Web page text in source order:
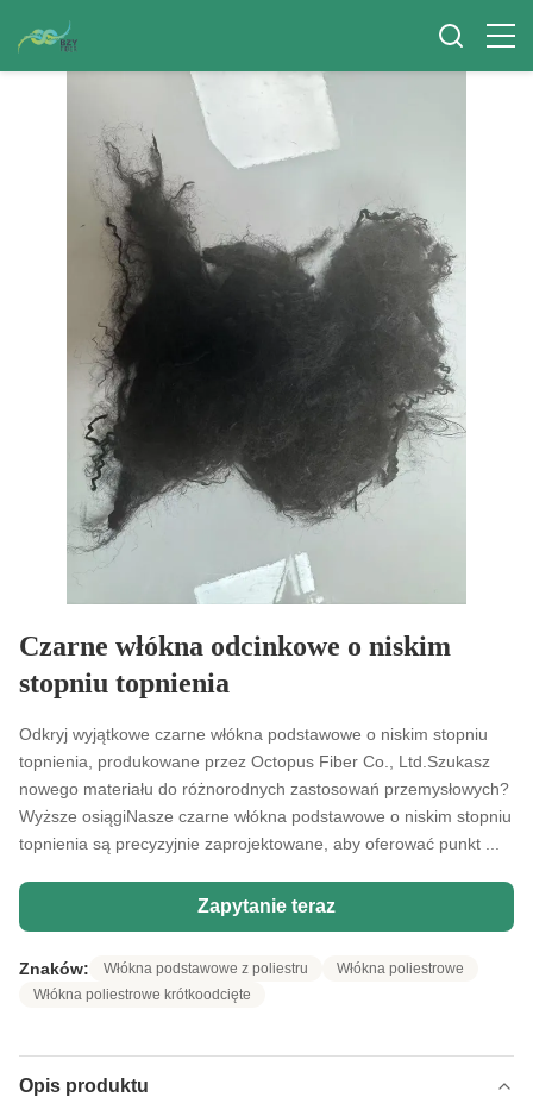
Czarne włókna odcinkowe o niskim
stopniu topnienia
Odkryj wyjątkowe czarne włókna podstawowe o niskim stopniu
topnienia, produkowane przez Octopus Fiber Co., Ltd.Szukasz
nowego materiału do różnorodnych zastosowań przemysłowych?
Wyższe osiągiNasze czarne włókna podstawowe o niskim stopniu
topnienia są precyzyjnie zaprojektowane, aby oferować punkt ...
Zapytanie teraz
Znaków: Włókna podstawowe z poliestru
Włókna poliestrowe
Włókna poliestrowe krótkoodcięte
Opis produktu